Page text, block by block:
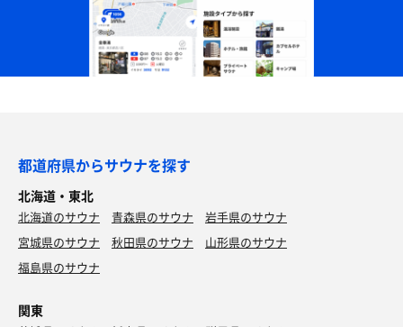
都道府県からサウナを探す
北海道・東北
北海道のサウナ 青森県のサウナ
岩手県のサウナ
宮城県のサウナ
秋田県のサウナ
山形県のサウナ
福島県のサウナ
関東